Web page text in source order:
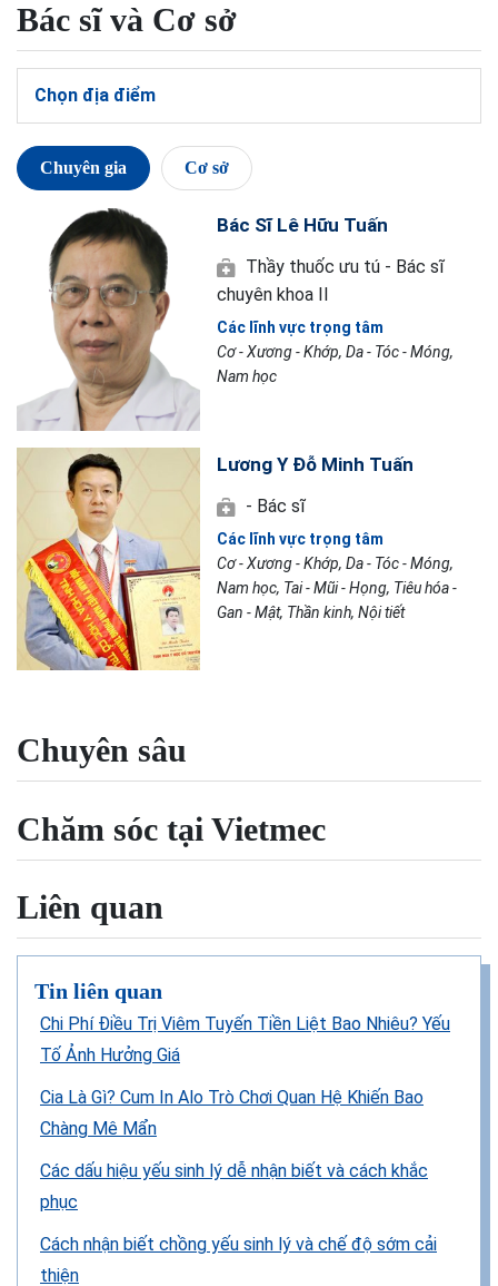
Bác sĩ và Cơ sở
Chọn địa điểm
Chuyên gia Cơ sở
Bác Sĩ Lê Hữu Tuấn
Thầy thuốc ưu tú - Bác sĩ
chuyên khoa II
Các lĩnh vực trọng tâm
Cơ - Xương - Khớp, Da - Tóc - Móng,
Nam học
Lương Y Đỗ Minh Tuấn
- Bác sĩ
Các lĩnh vực trọng tâm
Cơ - Xương - Khớp, Da - Tóc - Móng,
Nam học, Tai - Mũi - Họng, Tiêu hóa -
Gan - Mật, Thần kinh, Nội tiết
Chuyên sâu
Chăm sóc tại Vietmec
Liên quan
Tin liên quan
Chi Phí Điều Trị Viêm Tuyến Tiền Liệt Bao Nhiêu? Yếu
Tố Ảnh Hưởng Giá
Cia Là Gì? Cum In Alo Trò Chơi Quan Hệ Khiến Bao
Chàng Mê Mẩn
Các dấu hiệu yếu sinh lý dễ nhận biết và cách khắc
phục
Cách nhận biết chồng yếu sinh lý và chế độ sớm cải
thiện